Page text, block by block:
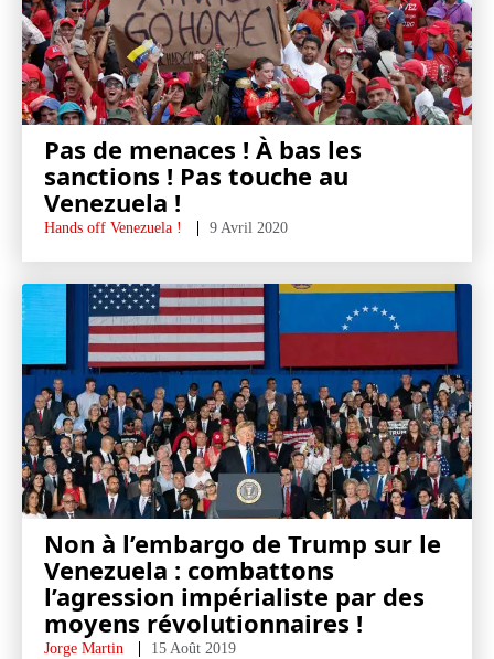
Pas de menaces ! À bas les
sanctions ! Pas touche au
Venezuela !
Hands off Venezuela ! 9 Avril 2020
Non à l’embargo de Trump sur le
Venezuela : combattons
l’agression impérialiste par des
moyens révolutionnaires !
Jorge Martin 15 Août 2019